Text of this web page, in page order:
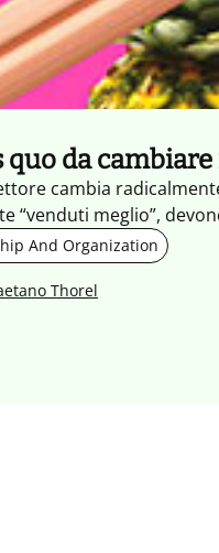
quo da
cambia
“venduti meglio”,
And Organization
Thorel